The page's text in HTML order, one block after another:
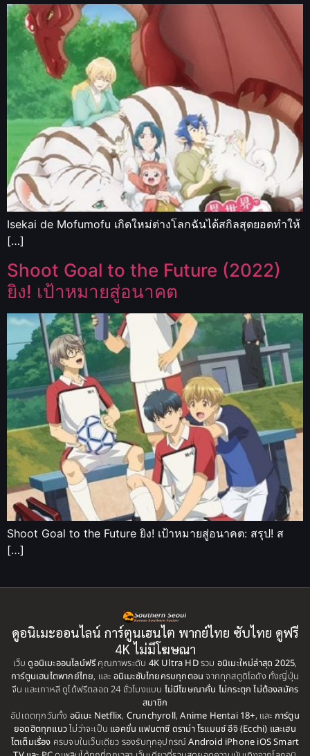
Isekai de Mofumofu เกิดใหม่ต่างโลกฉันได้สกิลสุดยอดทำให้
[…]
Shoot Goal to the Future (2022)
ยิง! เป้าหมายสู่อนาคต
Shoot Goal to the Future ยิง! เป้าหมายสู่อนาคต: สรุป! ส
[…]
ดูอนิเมะออนไลน์ การ์ตูนเฮนไต พากย์ไทย ซับไทย ดูฟรี
4K ไม่มีโฆษณา
เว็บดูอนิเมะออนไลน์ฟรี คุณภาพระดับ 4K Ultra HDรวม อนิเมะใหม่ล่าสุด 2025,
การ์ตูนเฮนไตพากย์ไทย, และ อนิเมะซับไทยครบทุกตอน จากทุกสตูดิโอดัง ทั้งญี่ปุ่น
จีน และเกาหลี ดูได้ฟรีตลอด 24 ชั่วโมงแบบ ไม่มีโฆษณาคั่น ไม่กระตุก ไม่ต้องสมัคร
สมาชิก
อัปเดตทุกวันทั้ง อนิเมะ Netflix, Crunchyroll,Anime Hentai 18+, และ การ์ตูน
ยอดฮิตทุกแนวไม่ว่าจะเป็น แอคชั่น แฟนตาซี ดราม่า โรแมนซ์ อีจิ (Ecchi) และเฮน
ไตเต็มเรื่อง ครบจบในเว็บเดียว รองรับทุกอุปกรณ์Android iPhone iOS Smart